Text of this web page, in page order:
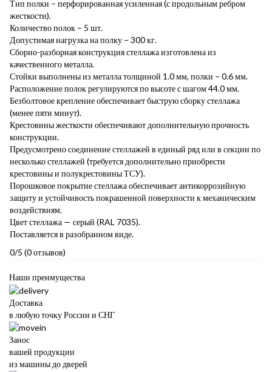
Тип полки – перфорированная усиленная (с продольным ребром
жесткости).
Количество полок – 5 шт.
Допустимая нагрузка на полку – 300 кг.
Сборно-разборная конструкция стеллажа изготовлена из
качественного металла.
Стойки выполнены из металла толщиной 1.0 мм, полки – 0.6 мм.
Расположение полок регулируются по высоте с шагом 44.0 мм.
Безболтовое крепление обеспечивает быструю сборку стеллажа
(менее пяти минут).
Крестовины жесткости обеспечивают дополнительную прочность
конструкции.
Предусмотрено соединение стеллажей в единый ряд или в секции по
несколько стеллажей (требуется дополнительно приобрести
крестовины и полукрестовины ТСУ).
Порошковое покрытие стеллажа обеспечивает антикоррозийную
защиту и устойчивость покрашенной поверхности к механическим
воздействиям.
Цвет стеллажа — серый (RAL 7035).
Поставляется в разобранном виде.
0/5 (0 отзывов)
Наши преимущества
Доставка
в любую точку России и СНГ
Занос
вашей продукции
из машины до дверей